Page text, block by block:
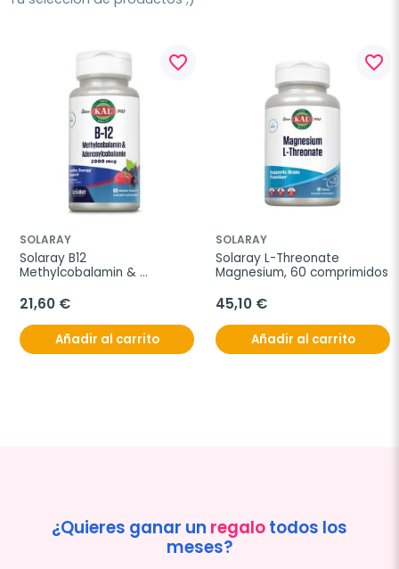
favorite_border
SOLARAY
Solaray B12
Methylcobalamin &
2000mg
21,60 €
Añadir al carrito
favorite_border
SOLARAY
Solaray L-Threonate
Magnesium, 60 comprimidos
45,10 €
Añadir al carrito
¿Quieres ganar un regalotodos los
meses?